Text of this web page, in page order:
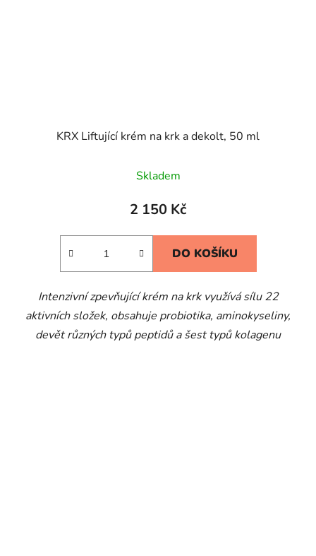
KRX Liftující krém na krk a dekolt, 50 ml
Skladem
2 150 Kč
DO KOŠÍKU
Intenzivní zpevňující krém na krk využívá sílu 22
aktivních složek, obsahuje probiotika, aminokyseliny,
devět různých typů peptidů a šest typů kolagenu